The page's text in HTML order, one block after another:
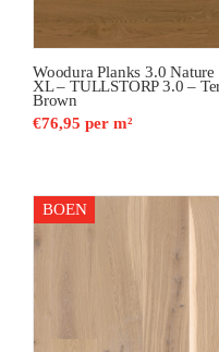
Woodura Planks 3.0 Nature
XL – TULLSTORP 3.0 –
Brown
€76,95 per m²
BOEN